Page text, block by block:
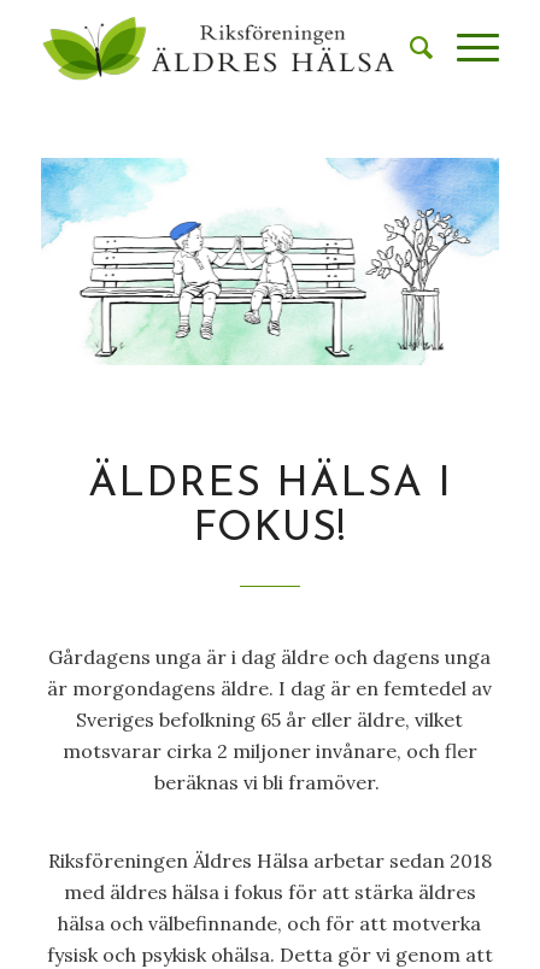
ÄLDRES HÄLSA I
FOKUS!
Gårdagens unga är i dag äldre och dagens unga
är morgondagens äldre. I dag är en femtedel av
Sveriges befolkning 65 år eller äldre, vilket
motsvarar cirka 2 miljoner invånare, och fler
beräknas vi bli framöver.
Riksföreningen Äldres Hälsa arbetar sedan 2018
med äldres hälsa i fokus för att stärka äldres
hälsa och välbefinnande, och för att motverka
fysisk och psykisk ohälsa. Detta gör vi genom att